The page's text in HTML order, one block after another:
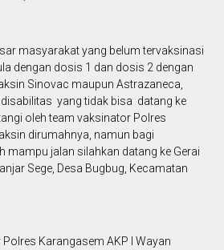
masyarakat yang belum tervaksinasi
dengan dosis 1 dan dosis 2 dengan
Sinovac maupun Astrazaneca,
yang tidak bisa datang ke
oleh team vaksinator Polres
dirumahnya, namun bagi
mampu jalan silahkan datang ke Gerai
Sege, Desa Bugbug, Kecamatan
Karangasem AKP I Wayan